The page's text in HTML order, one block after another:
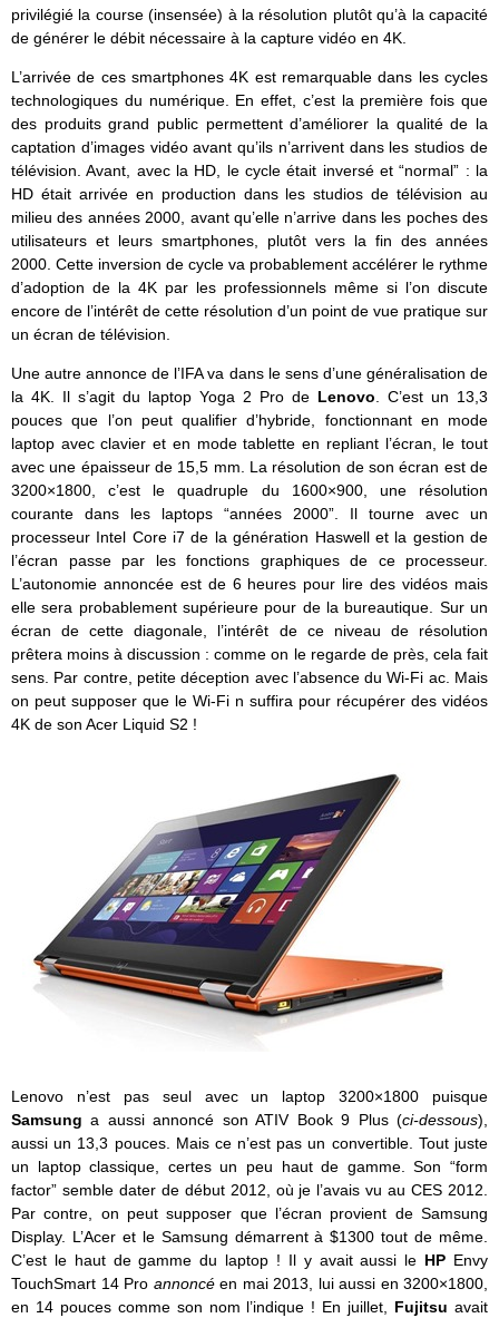
privilégié la course (insensée) à la résolution plutôt qu’à la capacité
de générer le débit nécessaire à la capture vidéo en 4K.
L’arrivée de ces smartphones 4K est remarquable dans les cycles
technologiques du numérique. En effet, c’est la première fois que
des produits grand public permettent d’améliorer la qualité de la
captation d’images vidéo avant qu’ils n’arrivent dans les studios de
télévision. Avant, avec la HD, le cycle était inversé et “normal” : la
HD était arrivée en production dans les studios de télévision au
milieu des années 2000, avant qu’elle n’arrive dans les poches des
utilisateurs et leurs smartphones, plutôt vers la fin des années
2000. Cette inversion de cycle va probablement accélérer le rythme
d’adoption de la 4K par les professionnels même si l’on discute
encore de l’intérêt de cette résolution d’un point de vue pratique sur
un écran de télévision.
Une autre annonce de l’IFA va dans le sens d’une généralisation de
la 4K. Il s’agit du laptop Yoga 2 Pro de Lenovo . C’est un 13,3
pouces que l’on peut qualifier d’hybride, fonctionnant en mode
laptop avec clavier et en mode tablette en repliant l’écran, le tout
avec une épaisseur de 15,5 mm. La résolution de son écran est de
3200×1800, c’est le quadruple du 1600×900, une résolution
courante dans les laptops “années 2000”. Il tourne avec un
processeur Intel Core i7 de la génération Haswell et la gestion de
l’écran passe par les fonctions graphiques de ce processeur.
L’autonomie annoncée est de 6 heures pour lire des vidéos mais
elle sera probablement supérieure pour de la bureautique. Sur un
écran de cette diagonale, l’intérêt de ce niveau de résolution
prêtera moins à discussion : comme on le regarde de près, cela fait
sens. Par contre, petite déception avec l’absence du Wi-Fi ac. Mais
on peut supposer que le Wi-Fi n suffira pour récupérer des vidéos
4K de son Acer Liquid S2 !
Lenovo n’est pas seul avec un laptop 3200×1800 puisque
Samsunga aussi annoncé son ATIV Book 9 Plus (ci-dessous),
aussi un 13,3 pouces. Mais ce n’est pas un convertible. Tout juste
un laptop classique, certes un peu haut de gamme. Son “form
factor” semble dater de début 2012, où je l’avais vu au CES 2012.
Par contre, on peut supposer que l’écran provient de Samsung
Display. L’Acer et le Samsung démarrent à $1300 tout de même.
C’est le haut de gamme du laptop ! Il y avait aussi le HP Envy
TouchSmart 14 Pro annoncéen mai 2013, lui aussi en 3200×1800,
en 14 pouces comme son nom l’indique ! En juillet, Fujitsu avait